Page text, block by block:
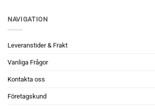
NAVIGATION
Leveranstider & Frakt
Vanliga Frågor
Kontakta oss
Företagskund